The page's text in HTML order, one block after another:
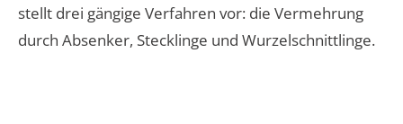
stellt drei gängige Verfahren vor: die Vermehrung
durch Absenker, Stecklinge und Wurzelschnittlinge.